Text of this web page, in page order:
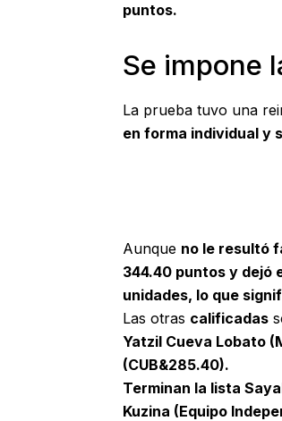
puntos.
Se impone
La prueba tuvo una
en forma individual y
Aunque no le resultó
344.40 puntos y dejó
unidades, lo que
Las otras calificadas
Yatzil Cueva Lobato
(CUB&285.40).
Terminan la lista
Kuzina (Equipo